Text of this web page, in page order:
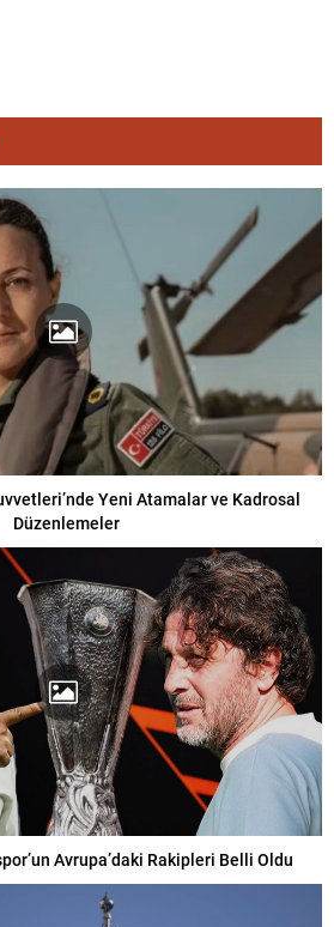
Yeni Atamalar ve Kadrosal
Düzenlemeler
Avrupa’daki Rakipleri Belli Oldu